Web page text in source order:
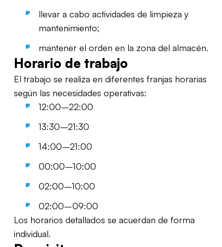
llevar a cabo actividades de limpieza y
mantenimiento;
mantener el orden en la zona del almacén.
Horario de trabajo
El trabajo se realiza en diferentes franjas horarias
según las necesidades operativas:
12:00–22:00
13:30–21:30
14:00–21:00
00:00–10:00
02:00–10:00
02:00–09:00
Los horarios detallados se acuerdan de forma
individual.